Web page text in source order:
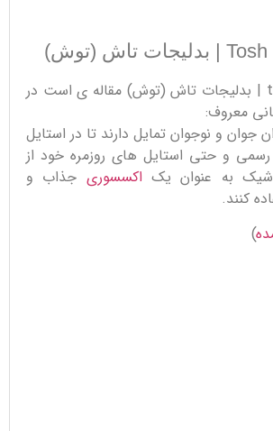
بدلیجات برند tosh | بدلیجات تاش (توش) مقاله ی است در
معروف:
جوان و نوجوان تمایل دارند تا در استایل
و حتی استایل های روزمره خود از
شیک به عنوان یک اکسسوری جذاب و
کنند.
)